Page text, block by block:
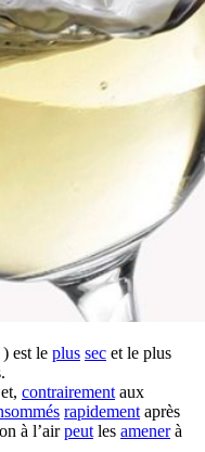
est le plus sec et le plus
et, contrairement aux
rapidement après
à l’airpeut les amenerà